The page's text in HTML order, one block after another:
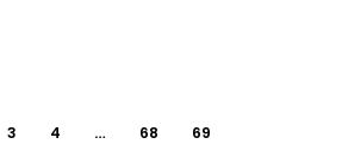
3 4 … 68 69